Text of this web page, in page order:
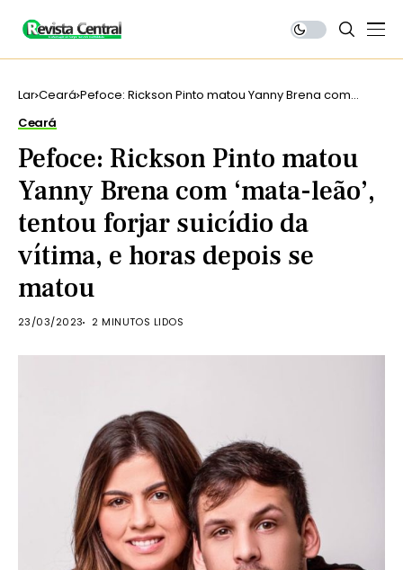
Lar Ceará Pefoce: Rickson Pinto matou Yanny Brena com
Ceará
Pefoce: Rickson Pinto matou
Yanny Brena com ‘mata-leão’,
tentou forjar suicídio da
vítima, e horas depois se
matou
23/03/2023 2 MINUTOS LIDOS